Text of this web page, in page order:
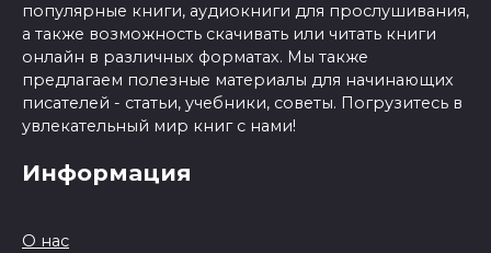
популярные книги, аудиокниги для прослушивания,
а также возможность скачивать или читать книги
онлайн в различных форматах. Мы также
предлагаем полезные материалы для начинающих
писателей - статьи, учебники, советы. Погрузитесь в
увлекательный мир книг с нами!
Информация
О нас